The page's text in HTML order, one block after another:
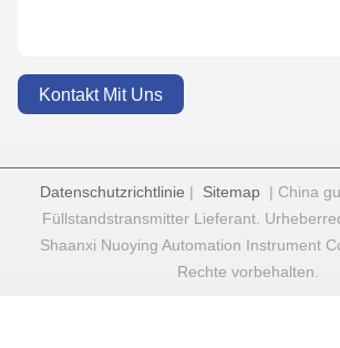
Kontakt Mit Uns
Datenschutzrichtlinie | Sitemap| China
Füllstandstransmitter Lieferant.
Shaanxi Nuoying Automation Instrument
Rechte vorbehalten.